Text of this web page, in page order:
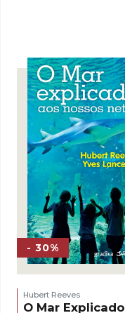
- 30%
Hubert Reeves
O Mar Explicado